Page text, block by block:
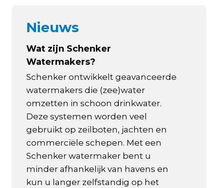
Nieuws
Wat zijn Schenker
Watermakers?
Schenker ontwikkelt geavanceerde
watermakers die (zee)water
omzetten in schoon drinkwater.
Deze systemen worden veel
gebruikt op zeilboten, jachten en
commerciële schepen. Met een
Schenker watermaker bent u
minder afhankelijk van havens en
kun u langer zelfstandig op het